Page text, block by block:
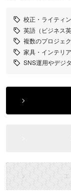
校正・ライティ
英語（ビジネス
複数のプロジェ
家具・インテリ
SNS運用やデジ
エ